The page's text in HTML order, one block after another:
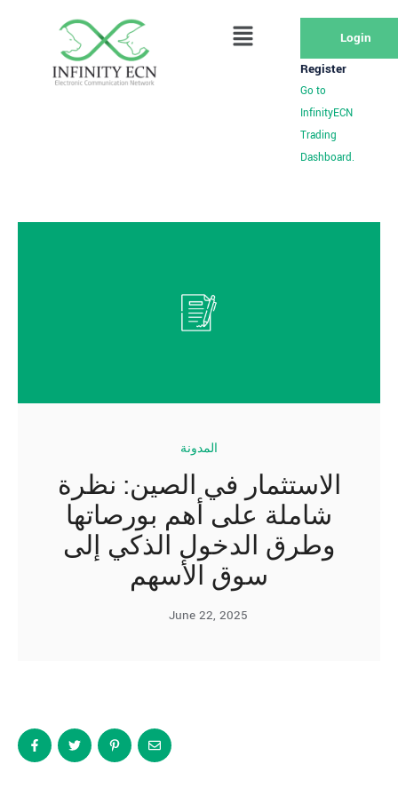
Login
Register
Go to
InfinityECN
Trading
Dashboard.
المدونة
الاستثمار في الصين: نظرة
شاملة على أهم بورصاتها
وطرق الدخول الذكي إلى
سوق الأسهم
June 22, 2025